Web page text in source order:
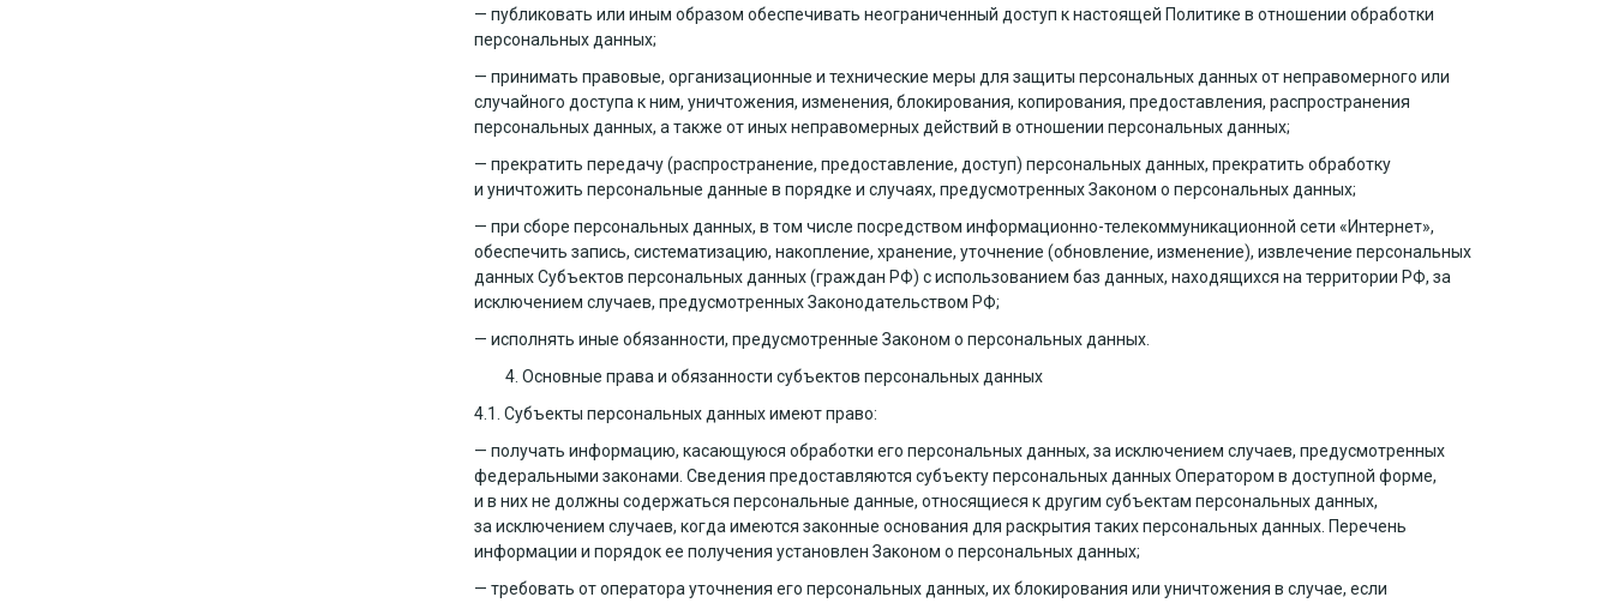
— публиковать или иным образом обеспечивать неограниченный доступ к настоящей Политике в отношении обработки
персональных данных;
— принимать правовые, организационные и технические меры для защиты персональных данных от неправомерного или
случайного доступа к ним, уничтожения, изменения, блокирования, копирования, предоставления, распространения
персональных данных, а также от иных неправомерных действий в отношении персональных данных;
— прекратить передачу (распространение, предоставление, доступ) персональных данных, прекратить обработку
и уничтожить персональные данные в порядке и случаях, предусмотренных Законом о персональных данных;
— при сборе персональных данных, в том числе посредством информационно-телекоммуникационной сети «Интернет»,
обеспечить запись, систематизацию, накопление, хранение, уточнение (обновление, изменение), извлечение персональных
данных Субъектов персональных данных (граждан РФ) с использованием баз данных, находящихся на территории РФ, за
исключением случаев, предусмотренных Законодательством РФ;
— исполнять иные обязанности, предусмотренные Законом о персональных данных.
Основные права и обязанности субъектов персональных данных
4.1. Субъекты персональных данных имеют право:
— получать информацию, касающуюся обработки его персональных данных, за исключением случаев, предусмотренных
федеральными законами. Сведения предоставляются субъекту персональных данных Оператором в доступной форме,
и в них не должны содержаться персональные данные, относящиеся к другим субъектам персональных данных,
за исключением случаев, когда имеются законные основания для раскрытия таких персональных данных. Перечень
информации и порядок ее получения установлен Законом о персональных данных;
— требовать от оператора уточнения его персональных данных, их блокирования или уничтожения в случае, если